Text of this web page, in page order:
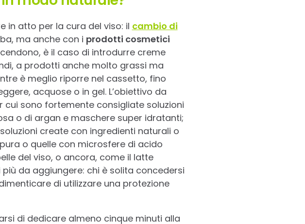
in atto per la cura del viso: il cambio di
ma anche con i prodotti cosmetici
è il caso di introdurre creme
a prodotti anche molto grassi ma
è meglio riporre nel cassetto, fino
acquose o in gel. L’obiettivo da
sono fortemente consigliate soluzioni
o di argan e maschere super idratanti;
create con ingredienti naturali o
o quelle con microsfere di acido
del viso, o ancora, come il latte
da aggiungere: chi è solita concedersi
di utilizzare una protezione
di dedicare almeno cinque minuti alla